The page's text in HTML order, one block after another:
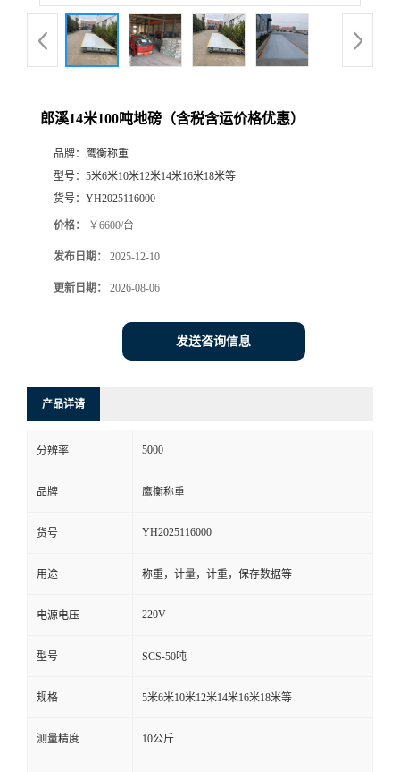
郎溪14米100吨地磅（含税含运价格优惠）
品牌： 鹰衡称重
型号： 5米6米10米12米14米16米18米等
货号： YH2025116000
价格： ￥6600/台
发布日期： 2025-12-10
更新日期： 2026-08-06
发送咨询信息
产品详请
分辨率 5000
品牌 鹰衡称重
货号 YH2025116000
用途 称重，计量，计重，保存数据等
电源电压 220V
型号 SCS-50吨
规格 5米6米10米12米14米16米18米等
测量精度 10公斤